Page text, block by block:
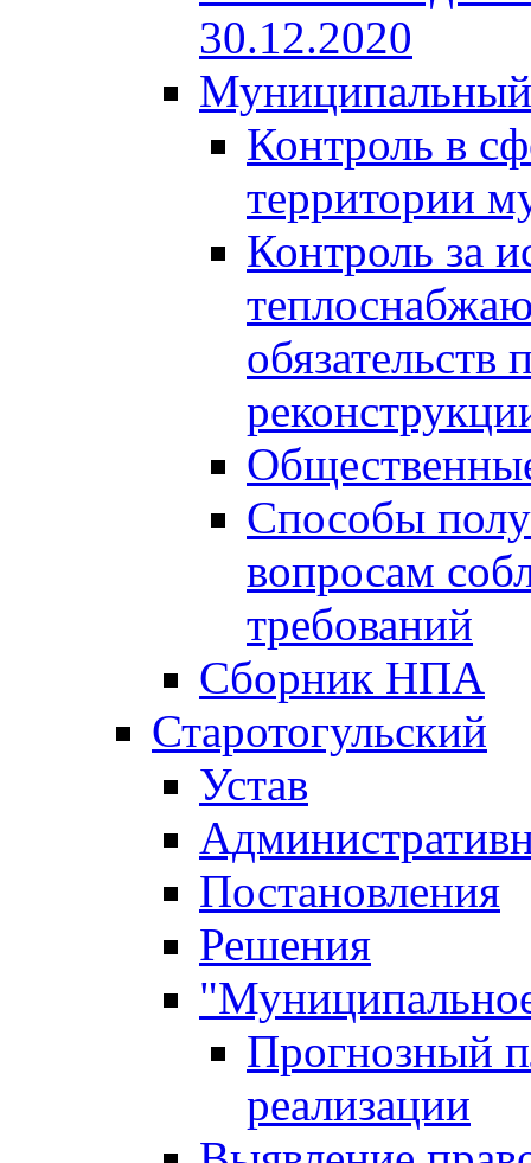
30.12.2020
Муниципальный
Контроль в
территории
Контроль за
обязательств
Способы
вопросам
требований
Сборник НПА
Старотогульский
Устав
Постановления
Решения
Прогнозный
реализации